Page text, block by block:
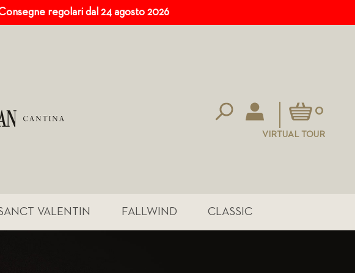
regolari dal 24 agosto 2026
Carrello0
VIRTUAL TOUR
VALENTIN FALLWIND CLASSIC